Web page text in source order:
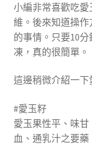
小編非常喜歡吃
維。後來知道操
的事情。只要10
凍，真的很簡單。
這邊稍微介紹一下
#愛玉籽
愛玉果性平、味
血、通乳汁之要